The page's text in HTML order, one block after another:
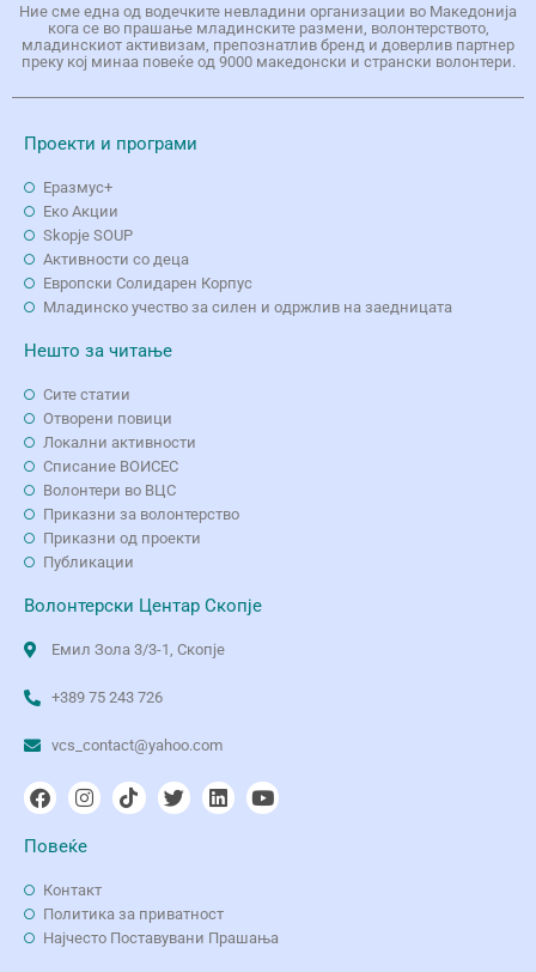
Ние сме една од водечките невладини организации во Македонија
кога се во прашање младинските размени, волонтерството,
младинскиот активизам, препознатлив бренд и доверлив партнер
преку кој минаа повеќе од 9000 македонски и странски волонтери.
Проекти и програми
Еразмус+
Еко Aкции
Skopje SOUP
Активности со деца
Европски Солидарен Корпус
Младинско учество за силен и одржлив на заедницата
Нешто за читање
Сите статии
Отворени повици
Локални активности
Списание ВОИСЕС
Волонтери во ВЦС
Приказни за волонтерство
Приказни од проекти
Публикации
Волонтерски Центар Скопје
Емил Зола 3/3-1, Скопје
+389 75 243 726
vcs_contact@yahoo.com
Повеќе
Контакт
Политика за приватност
Најчесто Поставувани Прашања